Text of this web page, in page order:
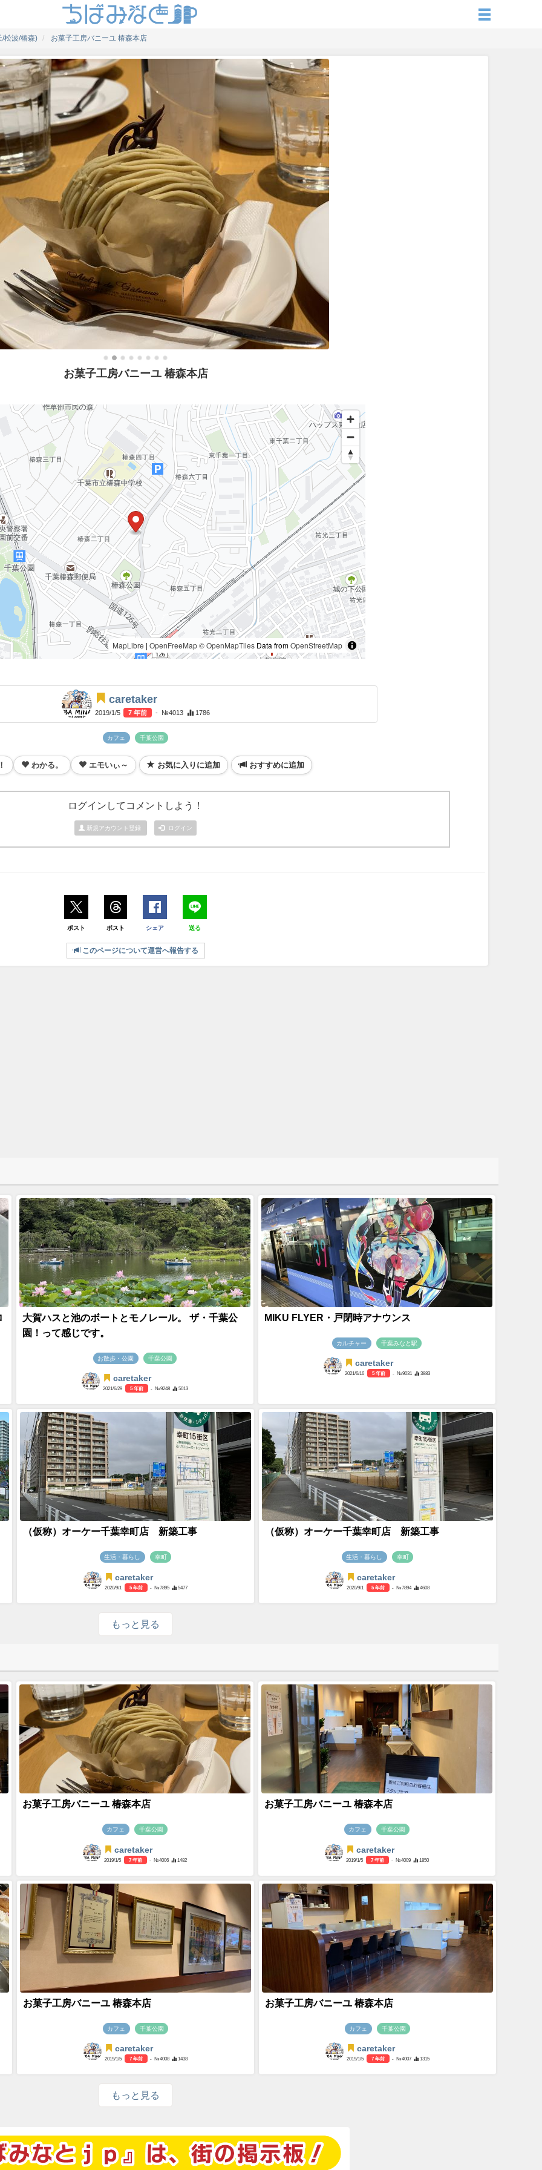
/松波/椿森) お菓子工房バニーユ 椿森本店
お菓子工房バニーユ 椿森本店
MapLibre | OpenFreeMap© OpenMapTiles Data fromOpenStreetMap
caretaker
2019/1/5 7 年前 - №4013 1786
カフェ 千葉公園
わかる。 エモいぃ～ お気に入りに追加 おすすめに追加
ログインしてコメントしよう！
新規アカウント登録 ログイン
ポスト ポスト シェア 送る
このページについて運営へ報告する
大賀ハスと池のボートとモノレール。 ザ・千葉公
園！って感じです。
お散歩・公園 千葉公園
caretaker
2021/6/29 5 年前 - №9248 5013
MIKU FLYER・戸閉時アナウンス
カルチャー 千葉みなと駅
caretaker
2021/6/16 5 年前 - №9031 3883
（仮称）オーケー千葉幸町店 新築工事
生活・暮らし 幸町
caretaker
2020/9/1 5 年前 - №7895 5477
（仮称）オーケー千葉幸町店 新築工事
生活・暮らし 幸町
caretaker
2020/9/1 5 年前 - №7894 4608
もっと見る
お菓子工房バニーユ 椿森本店
カフェ 千葉公園
caretaker
2019/1/5 7 年前 - №4006 1482
お菓子工房バニーユ 椿森本店
カフェ 千葉公園
caretaker
2019/1/5 7 年前 - №4009 1850
お菓子工房バニーユ 椿森本店
カフェ 千葉公園
caretaker
2019/1/5 7 年前 - №4008 1438
お菓子工房バニーユ 椿森本店
カフェ 千葉公園
caretaker
2019/1/5 7 年前 - №4007 1315
もっと見る